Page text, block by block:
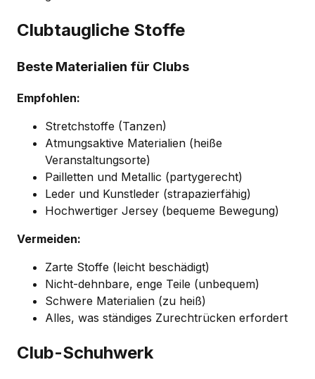
Clubtaugliche Stoffe
Beste Materialien für Clubs
Empfohlen:
Stretchstoffe (Tanzen)
Atmungsaktive Materialien (heiße
Veranstaltungsorte)
Pailletten und Metallic (partygerecht)
Leder und Kunstleder (strapazierfähig)
Hochwertiger Jersey (bequeme Bewegung)
Vermeiden:
Zarte Stoffe (leicht beschädigt)
Nicht-dehnbare, enge Teile (unbequem)
Schwere Materialien (zu heiß)
Alles, was ständiges Zurechtrücken erfordert
Club-Schuhwerk